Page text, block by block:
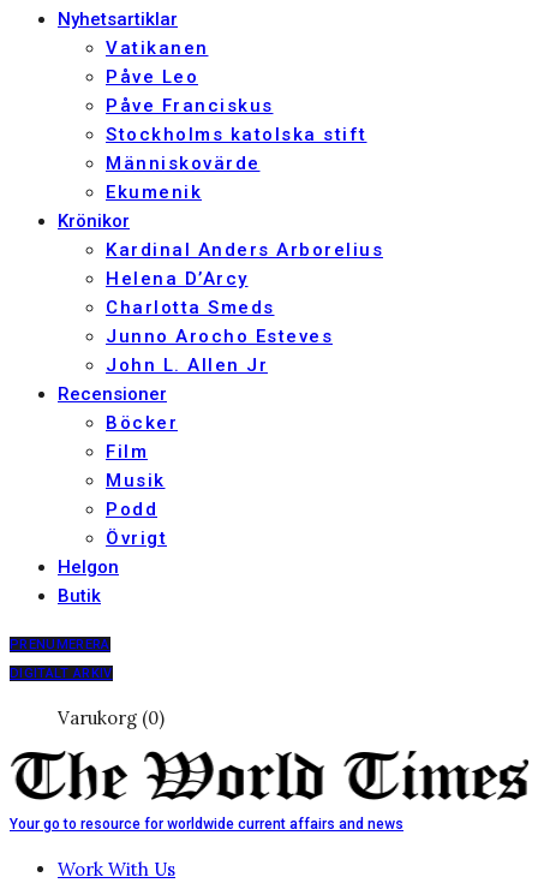
Nyhetsartiklar
Vatikanen
Påve Leo
Påve Franciskus
Stockholms katolska stift
Människovärde
Ekumenik
Krönikor
Kardinal Anders Arborelius
Helena D’Arcy
Charlotta Smeds
Junno Arocho Esteves
John L. Allen Jr
Recensioner
Böcker
Film
Musik
Podd
Övrigt
Helgon
Butik
PRENUMERERA
DIGITALT ARKIV
Varukorg (0)
Your go to resource for worldwide current affairs and news
Work With Us